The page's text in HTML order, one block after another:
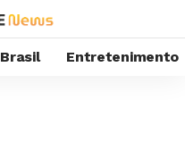
Brasil Entretenimento